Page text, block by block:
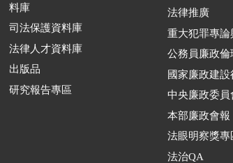
料庫
司法保護資料庫
法律人才資料庫
出版品
研究報告專區
法律推廣
重大犯罪專論
公務員廉政倫
國家廉政建設
中央廉政委員
本部廉政會報
法眼明察獎專
法治QA